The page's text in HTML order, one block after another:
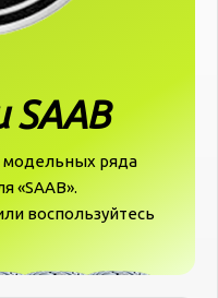
модельных ряда
«‎‎SAAB».
воспользуйтесь